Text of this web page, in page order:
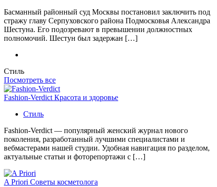
Басманный районный суд Москвы постановил заключить под
стражу главу Серпуховского района Подмосковья Александра
Шестуна. Его подозревают в превышении должностных
полномочий. Шестун был задержан […]
Стиль
Посмотреть все
Fashion-Verdict Красота и здоровье
Стиль
Fashion-Verdict — популярный женский журнал нового
поколения, разработанный лучшими специалистами и
вебмастерами нашей студии. Удобная навигация по разделом,
актуальные статьи и фоторепортажи с […]
A Priori Советы косметолога